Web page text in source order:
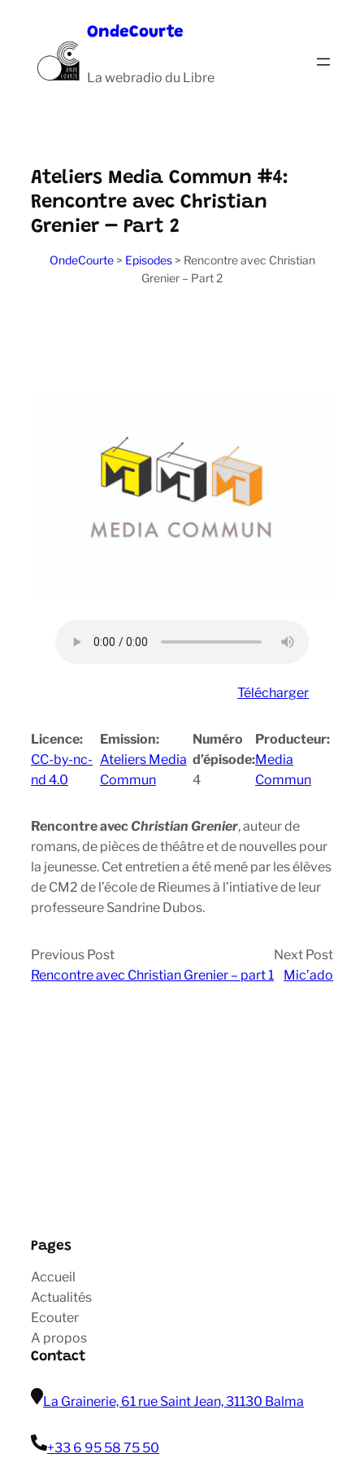
contenu
OndeCourte
La webradio du Libre
Ateliers Media Commun #4:
Rencontre avec Christian
Grenier – Part 2
OndeCourte> Episodes> Rencontre avec Christian
Grenier – Part 2
Télécharger
Licence:
CC-by-nc-
nd 4.0
Emission:
Ateliers Media
Commun
Numéro
d’épisode:
4
Producteur:
Media
Commun
Rencontre avec Christian Grenier, auteur de
romans, de pièces de théâtre et de nouvelles pour
la jeunesse. Cet entretien a été mené par les élèves
de CM2 de l’école de Rieumes à l’intiative de leur
professeure Sandrine Dubos.
Previous Post
Rencontre avec Christian Grenier – part 1
Next Post
Mic’ado
Pages
Accueil
Actualités
Ecouter
A propos
Contact
La Grainerie, 61 rue Saint Jean, 31130 Balma
+33 6 95 58 75 50